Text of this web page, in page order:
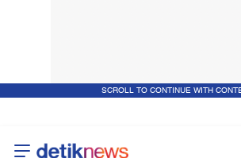
SCROLL TO CONTINUE WITH